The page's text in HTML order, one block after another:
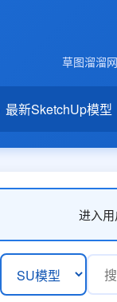
草图溜溜
最新SketchUp模型
进入